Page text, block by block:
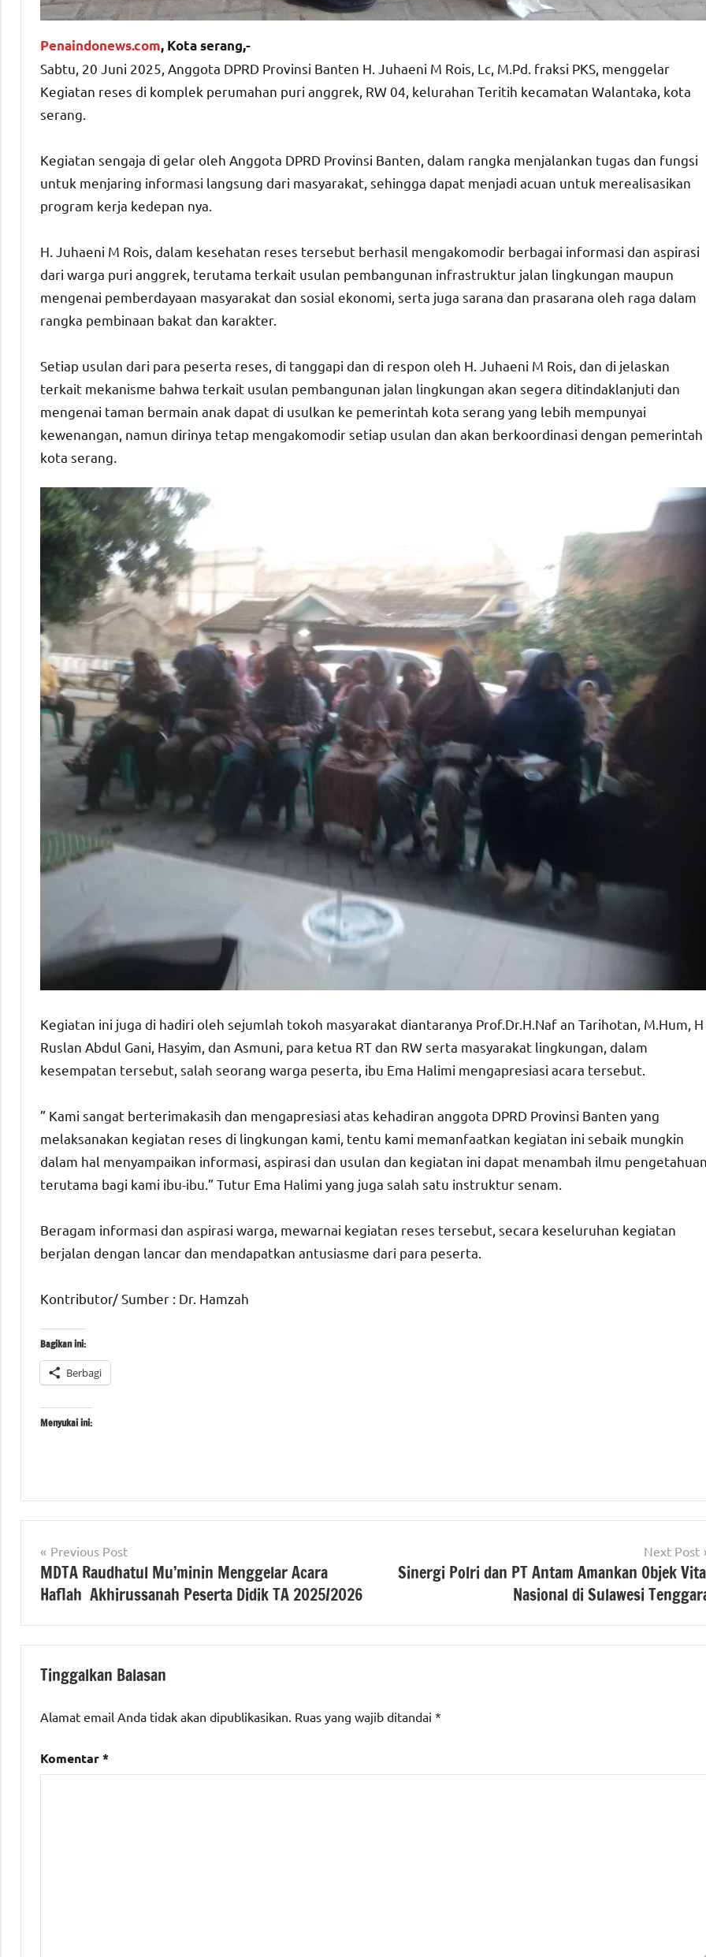
Penaindonews.com, Kota serang,-
Sabtu, 20 Juni 2025, Anggota DPRD Provinsi Banten H. Juhaeni M Rois, Lc, M.Pd. fraksi PKS, menggelar
Kegiatan reses di komplek perumahan puri anggrek, RW 04, kelurahan Teritih kecamatan Walantaka, kota
serang.
Kegiatan sengaja di gelar oleh Anggota DPRD Provinsi Banten, dalam rangka menjalankan tugas dan fungsi
untuk menjaring informasi langsung dari masyarakat, sehingga dapat menjadi acuan untuk merealisasikan
program kerja kedepan nya.
H. Juhaeni M Rois, dalam kesehatan reses tersebut berhasil mengakomodir berbagai informasi dan aspirasi
dari warga puri anggrek, terutama terkait usulan pembangunan infrastruktur jalan lingkungan maupun
mengenai pemberdayaan masyarakat dan sosial ekonomi, serta juga sarana dan prasarana oleh raga dalam
rangka pembinaan bakat dan karakter.
Setiap usulan dari para peserta reses, di tanggapi dan di respon oleh H. Juhaeni M Rois, dan di jelaskan
terkait mekanisme bahwa terkait usulan pembangunan jalan lingkungan akan segera ditindaklanjuti dan
mengenai taman bermain anak dapat di usulkan ke pemerintah kota serang yang lebih mempunyai
kewenangan, namun dirinya tetap mengakomodir setiap usulan dan akan berkoordinasi dengan pemerintah
kota serang.
Kegiatan ini juga di hadiri oleh sejumlah tokoh masyarakat diantaranya Prof.Dr.H.Naf an Tarihotan, M.Hum, H
Ruslan Abdul Gani, Hasyim, dan Asmuni, para ketua RT dan RW serta masyarakat lingkungan, dalam
kesempatan tersebut, salah seorang warga peserta, ibu Ema Halimi mengapresiasi acara tersebut.
” Kami sangat berterimakasih dan mengapresiasi atas kehadiran anggota DPRD Provinsi Banten yang
melaksanakan kegiatan reses di lingkungan kami, tentu kami memanfaatkan kegiatan ini sebaik mungkin
dalam hal menyampaikan informasi, aspirasi dan usulan dan kegiatan ini dapat menambah ilmu
terutama bagi kami ibu-ibu.” Tutur Ema Halimi yang juga salah satu instruktur senam.
Beragam informasi dan aspirasi warga, mewarnai kegiatan reses tersebut, secara keseluruhan kegiatan
berjalan dengan lancar dan mendapatkan antusiasme dari para peserta.
Kontributor/ Sumber : Dr. Hamzah
Bagikan ini:
Berbagi
Menyukai ini:
#beritabanten,
#beritaNasional,
#DPRDProvinsibanten,
#beritanasional
#resesanggotadprdbanten
Navigasi
pos
Previous Post
MDTA Raudhatul Mu’minin Menggelar Acara
Haflah Akhirussanah Peserta Didik TA 2025/2026
Next Post
Sinergi Polri dan PT Antam Amankan Objek
Nasional di Sulawesi
Tinggalkan Balasan
Alamat email Anda tidak akan dipublikasikan. Ruas yang wajib ditandai *
Komentar*